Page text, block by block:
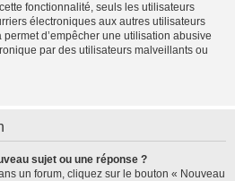
fonctionnalité, seuls les utilisateurs
électroniques aux autres utilisateurs
d’empêcher une utilisation abusive
par des utilisateurs malveillants ou
sujet ou une réponse ?
un forum, cliquez sur le bouton « Nouveau